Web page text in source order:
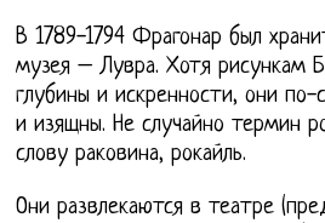
В 1789-1794 Фрагонар был
музея – Лувра. Хотя рисункам
глубины и искренности, они по-
и изящны. Не случайно термин
слову раковина, рокайль.
Они развлекаются в театре